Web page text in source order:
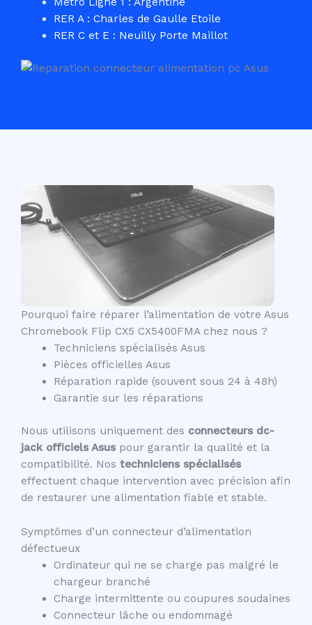
RER A : Charles de Gaulle Etoile
RER C et E : Neuilly Porte Maillot
Pourquoi faire réparer l’alimentation de votre Asus
Chromebook Flip CX5 CX5400FMA chez nous ?
Techniciens spécialisés Asus
Pièces officielles Asus
Réparation rapide (souvent sous 24 à 48h)
Garantie sur les réparations
Nous utilisons uniquement des connecteurs dc-
jack officiels Asuspour garantir la qualité et la
compatibilité. Nos techniciens spécialisés
effectuent chaque intervention avec précision afin
de restaurer une alimentation fiable et stable.
Symptômes d’un connecteur d’alimentation
défectueux
Ordinateur qui ne se charge pas malgré le
chargeur branché
Charge intermittente ou coupures soudaines
Connecteur lâche ou endommagé